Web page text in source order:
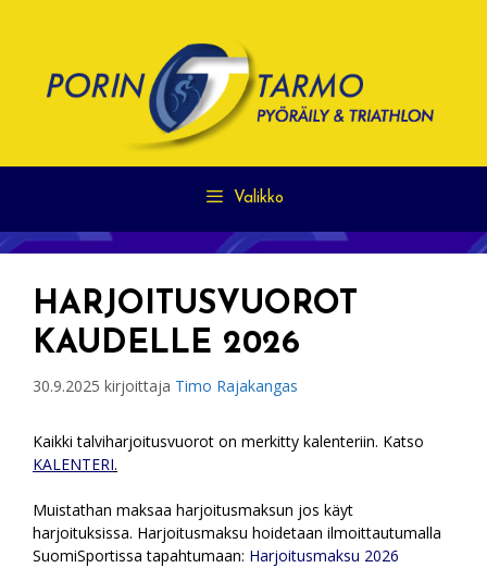
Valikko
HARJOITUSVUOROT
KAUDELLE 2026
30.9.2025 kirjoittaja Timo Rajakangas
Kaikki talviharjoitusvuorot on merkitty kalenteriin. Katso
KALENTERI.
Muistathan maksaa harjoitusmaksun jos käyt
harjoituksissa. Harjoitusmaksu hoidetaan ilmoittautumalla
SuomiSportissa tapahtumaan: Harjoitusmaksu 2026